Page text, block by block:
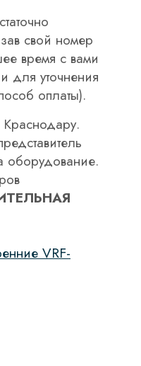
свой номер
время с вами
для уточнения
оплаты).
оборудование.
VRF-